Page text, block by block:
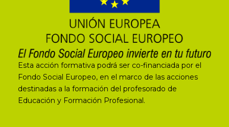
Esta acción formativa podrá ser co-financiada por el
Fondo Social Europeo, en el marco de las acciones
destinadas a la formación del profesorado de
Educación y Formación Profesional.